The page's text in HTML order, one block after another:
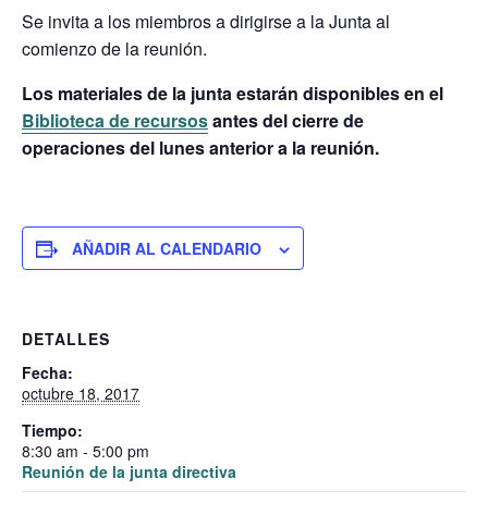
Se invita a los miembros a dirigirse a la Junta al
comienzo de la reunión.
Los materiales de la junta estarán disponibles en el
Biblioteca de recursosantes del cierre de
operaciones del lunes anterior a la reunión.
AÑADIR AL CALENDARIO
DETALLES
Fecha:
octubre 18, 2017
Tiempo:
8:30 am - 5:00 pm
Reunión de la junta directiva